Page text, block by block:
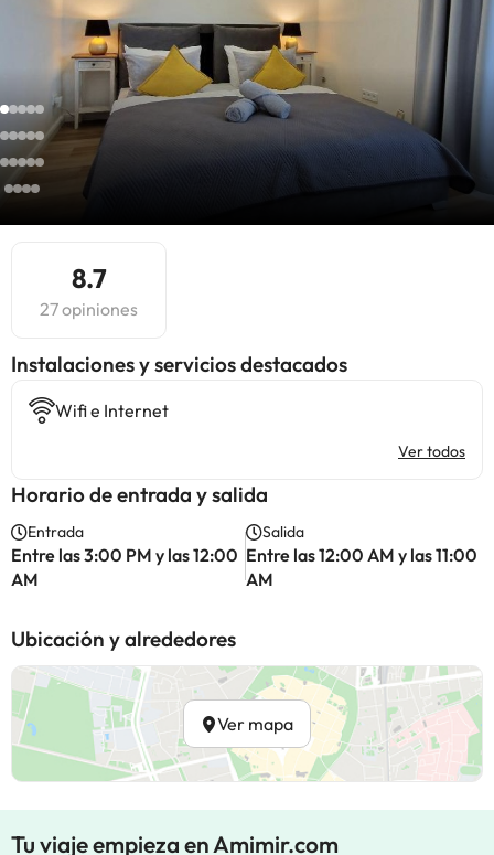
8.7
27 opiniones
Instalaciones y servicios destacados
Wifi e Internet
Ver todos
Horario de entrada y salida
Entrada
Entre las 3:00 PM y las 12:00
AM
Salida
Entre las 12:00 AM y las 11:00
AM
Ubicación y alrededores
Ver mapa
Tu viaje empieza en Amimir.com